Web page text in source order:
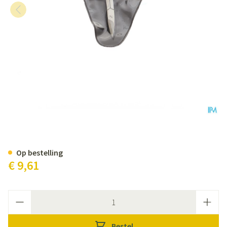
€ 9,61
Op bestelling